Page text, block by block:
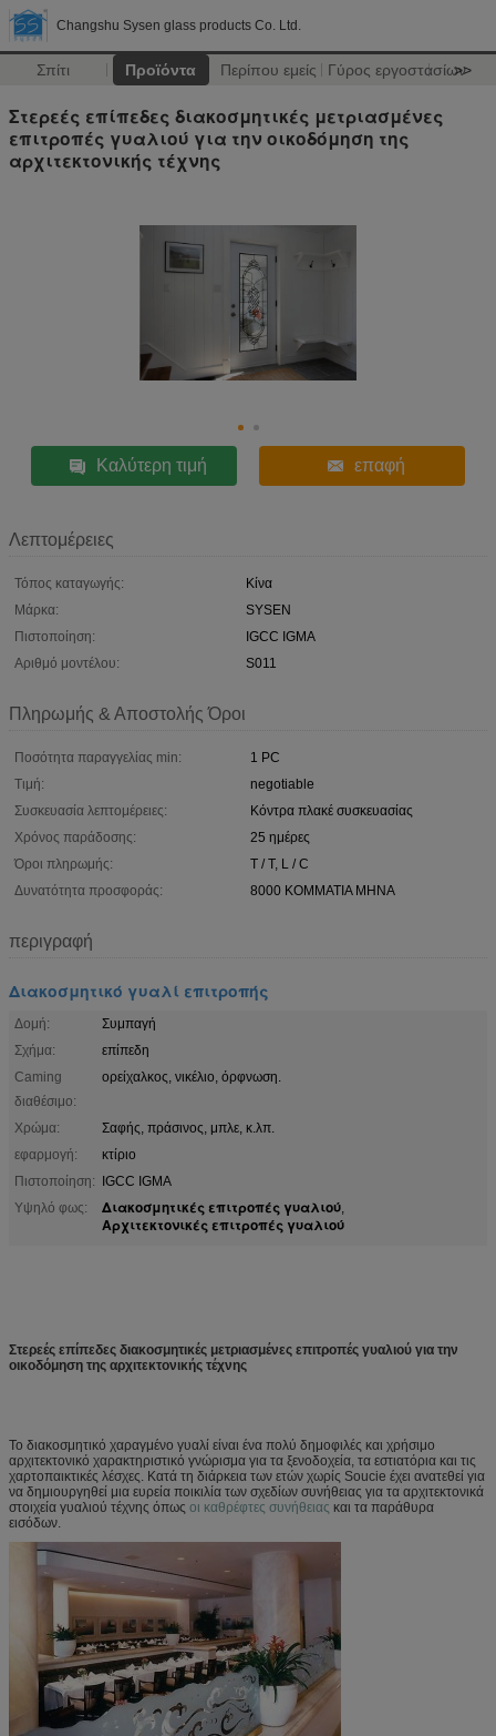
Changshu Sysen glass products Co. Ltd.
Σπίτι Προϊόντα Περίπου εμείς Γύρος εργοστασίων
>>
Στερεές επίπεδες διακοσμητικές μετριασμένες
επιτροπές γυαλιού για την οικοδόμηση της
αρχιτεκτονικής τέχνης
Καλύτερη τιμή επαφή
Λεπτομέρειες
Τόπος καταγωγής:
Κίνα
Μάρκα:
SYSEN
Πιστοποίηση:
IGCC IGMA
Αριθμό μοντέλου:
S011
Πληρωμής & Αποστολής Όροι
Ποσότητα παραγγελίας min:
1 PC
Τιμή:
negotiable
Συσκευασία λεπτομέρειες:
Κόντρα πλακέ συσκευασίας
Χρόνος παράδοσης:
25 ημέρες
Όροι πληρωμής:
T / T, L / C
Δυνατότητα προσφοράς:
8000 ΚΟΜΜΑΤΙΑ ΜΗΝΑ
περιγραφή
Διακοσμητικό γυαλί επιτροπής
Δομή:
Συμπαγή
Σχήμα:
επίπεδη
Caming
διαθέσιμο:
ορείχαλκος, νικέλιο, όρφνωση.
Χρώμα:
Σαφής, πράσινος, μπλε, κ.λπ.
εφαρμογή:
κτίριο
Πιστοποίηση: IGCC IGMA
Υψηλό φως:
Διακοσμητικές επιτροπές γυαλιού,
Αρχιτεκτονικές επιτροπές γυαλιού
Στερεές επίπεδες διακοσμητικές μετριασμένες επιτροπές γυαλιού για την
οικοδόμηση της αρχιτεκτονικής τέχνης
Το διακοσμητικό χαραγμένο γυαλί είναι ένα πολύ δημοφιλές και χρήσιμο
αρχιτεκτονικό χαρακτηριστικό γνώρισμα για τα ξενοδοχεία, τα εστιατόρια και τις
χαρτοπαικτικές λέσχες. Κατά τη διάρκεια των ετών χωρίς Soucie έχει ανατεθεί για
να δημιουργηθεί μια ευρεία ποικιλία των σχεδίων συνήθειας για τα αρχιτεκτονικά
στοιχεία γυαλιού τέχνης όπως οι καθρέφτες συνήθειας και τα παράθυρα
εισόδων.